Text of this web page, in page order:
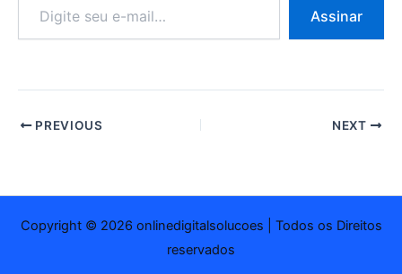
e-
Assinar
PREVIOUS NEXT
Copyright © 2026 onlinedigitalsolucoes | Todos os Direitos
reservados